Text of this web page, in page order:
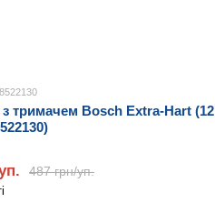
з тримачем Bosch Extra-Hart (12
487 грн/уп.